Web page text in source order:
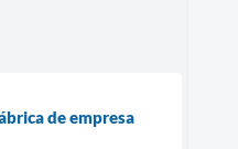
de empresa